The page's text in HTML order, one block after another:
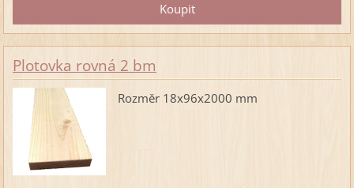
Plotovka rovná 2 bm
Rozměr 18x96x2000 mm